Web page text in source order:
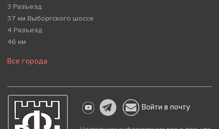
3 Разъезд
37 км Выборгского шоссе
4 Разъезд
46 км
Все города
Войти в почту